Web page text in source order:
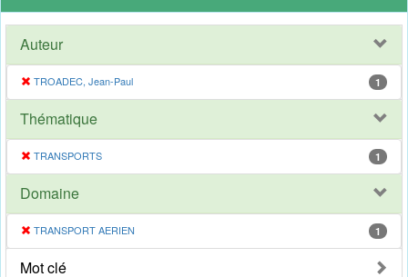
Auteur
TROADEC, Jean-Paul 1
Thématique
TRANSPORTS 1
Domaine
TRANSPORT AERIEN 1
Mot clé